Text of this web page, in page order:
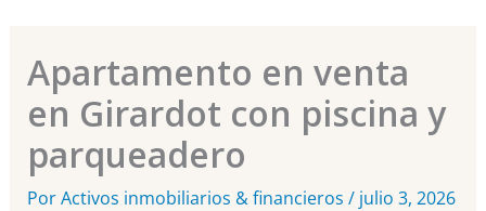
Apartamento en venta
en Girardot con piscina y
parqueadero
PorActivos inmobiliarios & financieros / julio 3, 2026